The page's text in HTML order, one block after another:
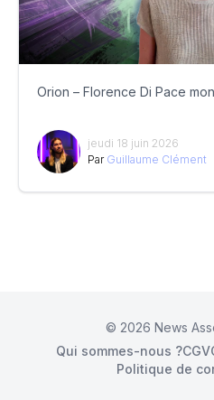
Orion – Florence Di Pace
jeudi 18 juin 2026
Par Guillaume Clément
© 2026 News
Qui sommes-nous ?CGV
Politique de